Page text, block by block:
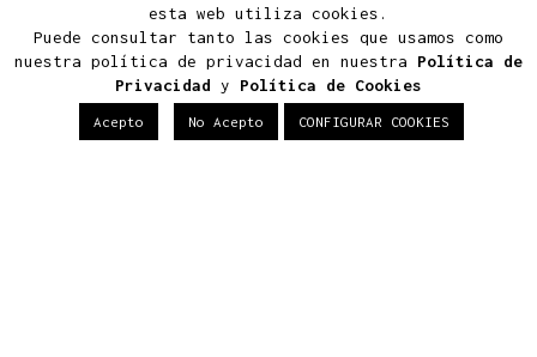
Viviendas
Edificios
Terciario
esta web utiliza cookies.
Puede consultar tanto las cookies que usamos como
nuestra política de privacidad en nuestra Política de
Privacidad y Política de Cookies
Acepto No Acepto CONFIGURAR COOKIES